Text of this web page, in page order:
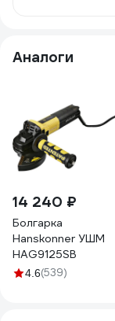
Аналоги
14 240 ₽
Болгарка
Hanskonner УШМ
HAG9125SB
4.6(539)